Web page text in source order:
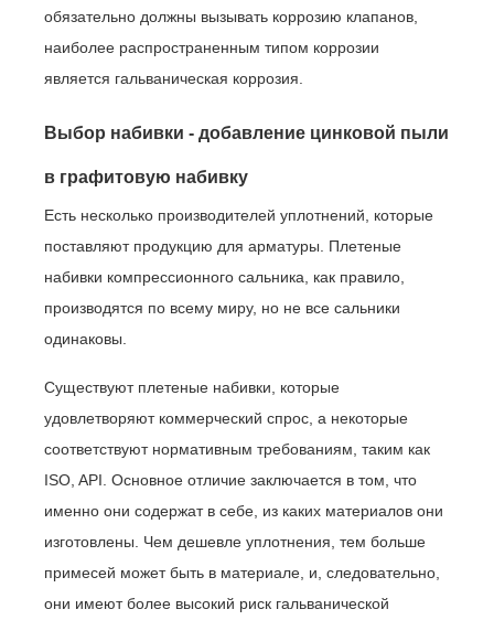
обязательно должны вызывать коррозию клапанов,
наиболее распространенным типом коррозии
является гальваническая коррозия.
Выбор набивки - добавление цинковой пыли
в графитовую набивку
Есть несколько производителей уплотнений, которые
поставляют продукцию для арматуры. Плетеные
набивки компрессионного сальника, как правило,
производятся по всему миру, но не все сальники
одинаковы.
Существуют плетеные набивки, которые
удовлетворяют коммерческий спрос, а некоторые
соответствуют нормативным требованиям, таким как
ISO, API. Основное отличие заключается в том, что
именно они содержат в себе, из каких материалов они
изготовлены. Чем дешевле уплотнения, тем больше
примесей может быть в материале, и, следовательно,
они имеют более высокий риск гальванической